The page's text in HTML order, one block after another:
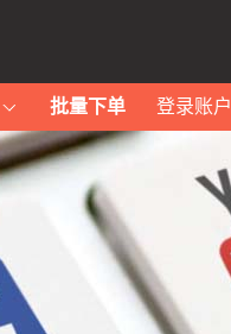
批量下单 登录账户